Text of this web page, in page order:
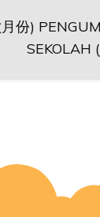
份)
SEKOLAH